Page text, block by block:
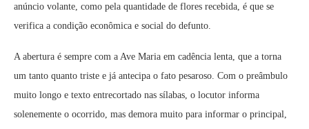
anúncio volante, como pela quantidade de flores recebida, é que se
verifica a condição econômica e social do defunto.
A abertura é sempre com a Ave Maria em cadência lenta, que a torna
um tanto quanto triste e já antecipa o fato pesaroso. Com o preâmbulo
muito longo e texto entrecortado nas sílabas, o locutor informa
solenemente o ocorrido, mas demora muito para informar o principal,